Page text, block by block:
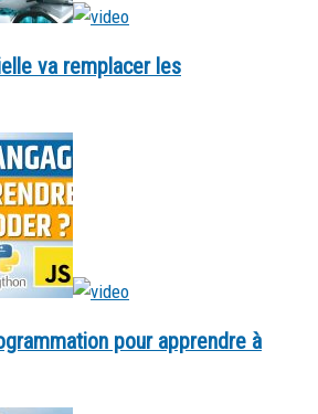
va remplacer les
pour apprendre à